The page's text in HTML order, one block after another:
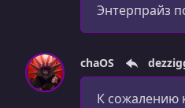
Энтерпрайз
chaOS
К сожалению